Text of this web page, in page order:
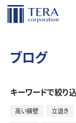
MENU
ブログ
キーワードで絞り
高い擁壁 立退き